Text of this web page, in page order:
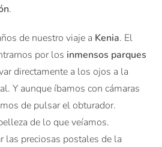
.
de nuestro viaje a Kenia. El
por los inmensos parques
directamente a los ojos a la
Y aunque íbamos con cámaras
de pulsar el obturador.
de lo que veíamos.
las preciosas postales de la